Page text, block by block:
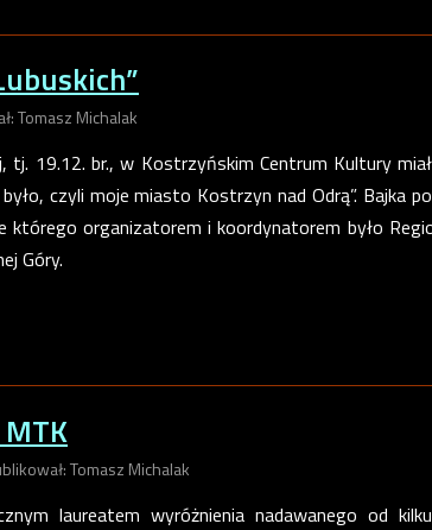
Tomasz Michalak
tj. 19.12. br., w Kostrzyńskim Centrum Kultury
czyli moje miasto Kostrzyn nad Odrą”. Bajka
którego organizatorem i koordynatorem było
Góry.
Tomasz Michalak
laureatem wyróżnienia nadawanego od